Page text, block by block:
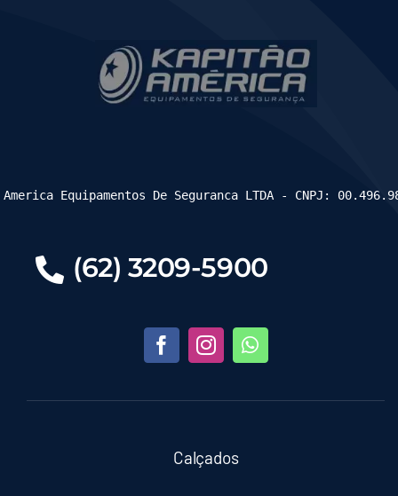
(62) 3209-5900
Calçados
Equipamentos De Seguranca LTDA - CNPJ: